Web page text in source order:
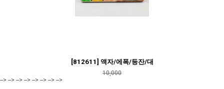
[812611] 액자/에폭/등잔/대
10,000
--> --> --> --> --> --> --> -->